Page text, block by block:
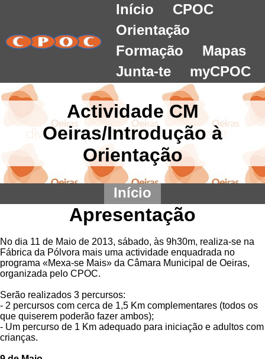
Início
CPOC
Orientação
Formação
Mapas
Junta-te
myCPOC
Actividade CM
Oeiras/Introdução à
Orientação
Início
Apresentação
No dia 11 de Maio de 2013, sábado, às 9h30m, realiza-se na
Fábrica da Pólvora mais uma actividade enquadrada no
programa «Mexa-se Mais» da Câmara Municipal de Oeiras,
organizada pelo CPOC.
Serão realizados 3 percursos:
- 2 percursos com cerca de 1,5 Km complementares (todos os
que quiserem poderão fazer ambos);
- Um percurso de 1 Km adequado para iniciação e adultos com
crianças.